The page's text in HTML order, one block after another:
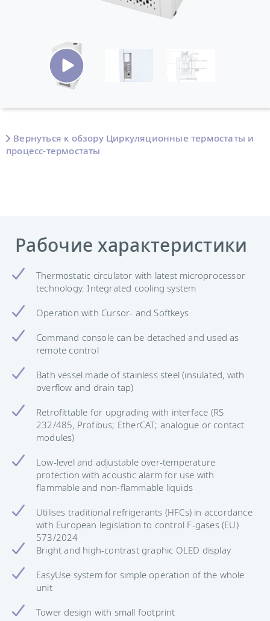
Вернуться к обзору Циркуляционные термостаты и
процесс-термостаты
Рабочие характеристики
Thermostatic circulator with latest microprocessor
technology. Integrated cooling system
Operation with Cursor- and Softkeys
Command console can be detached and used as
remote control
Bath vessel made of stainless steel (insulated, with
overflow and drain tap)
Retrofittable for upgrading with interface (RS
232/485, Profibus; EtherCAT; analogue or contact
modules)
Low-level and adjustable over-temperature
protection with acoustic alarm for use with
flammable and non-flammable liquids
Utilises traditional refrigerants (HFCs) in accordance
with European legislation to control F-gases (EU)
573/2024
Bright and high-contrast graphic OLED display
EasyUse system for simple operation of the whole
unit
Tower design with small footprint